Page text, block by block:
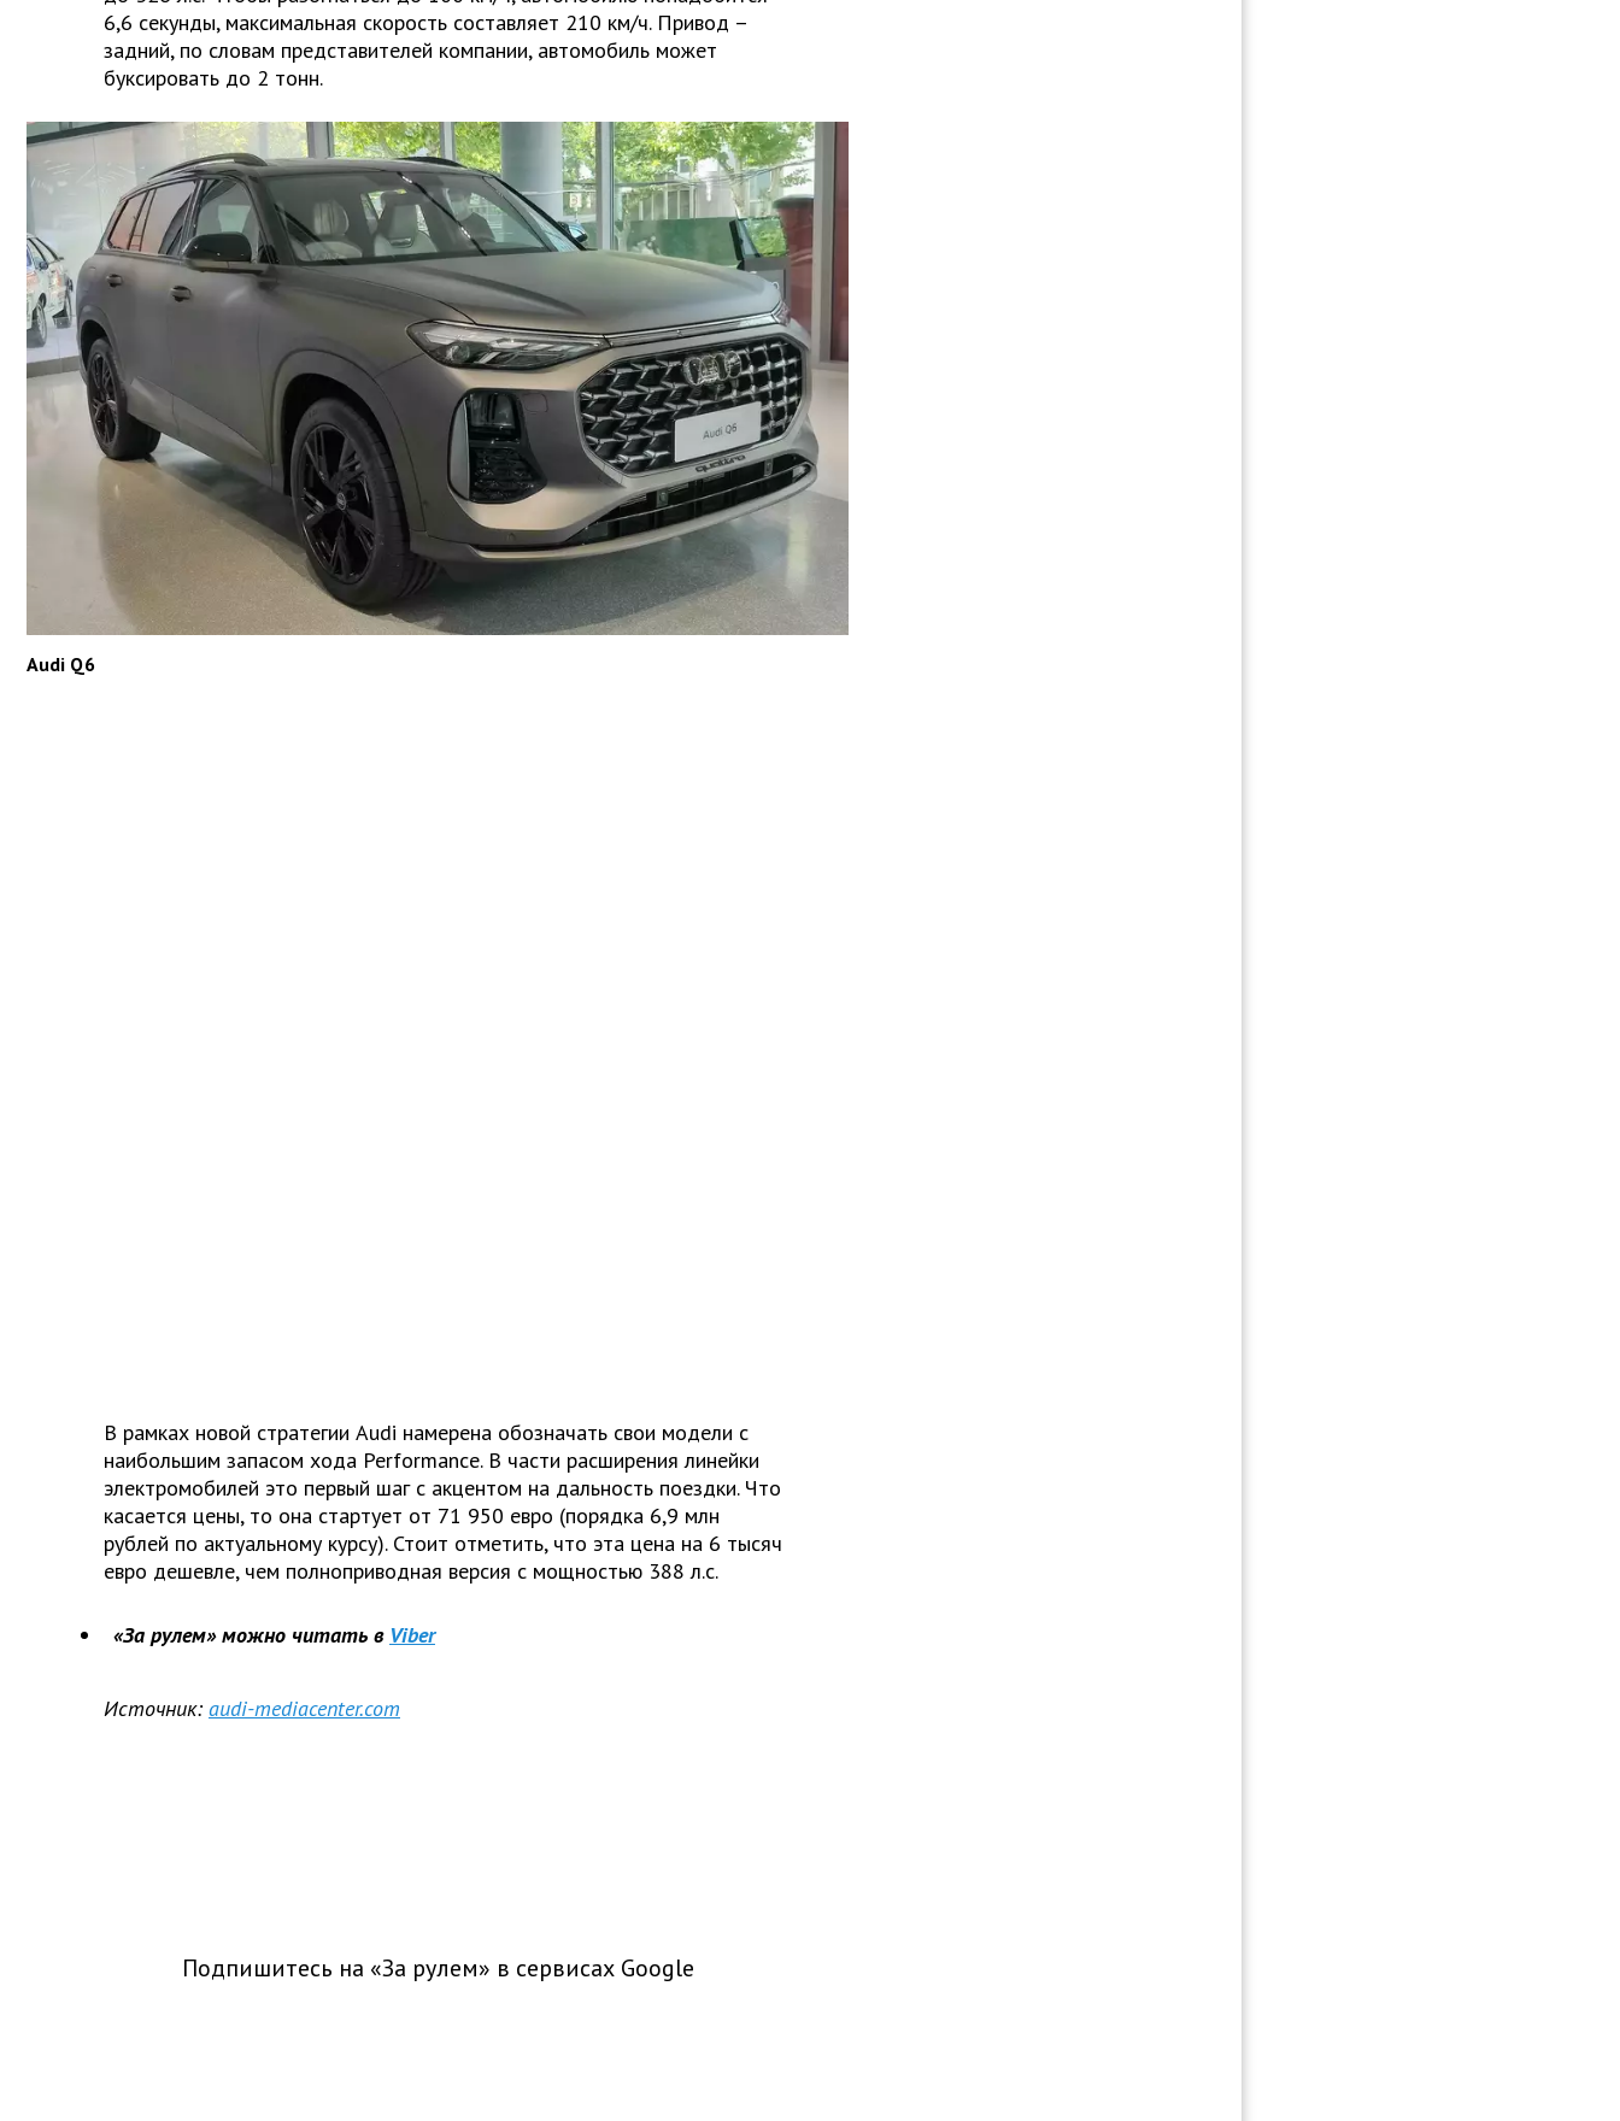
6,6 секунды, максимальная скорость составляет 210 км/ч. Привод –
задний, по словам представителей компании, автомобиль может
буксировать до 2 тонн.
Audi Q6
В рамках новой стратегии Audi намерена обозначать свои модели с
наибольшим запасом хода Performance. В части расширения линейки
электромобилей это первый шаг с акцентом на дальность поездки. Что
касается цены, то она стартует от 71 950 евро (порядка 6,9 млн
рублей по актуальному курсу). Стоит отметить, что эта цена на 6 тысяч
евро дешевле, чем полноприводная версия с мощностью 388 л.с.
«За рулем» можно читать в Viber
Источник: audi-mediacenter.com
Подпишитесь на «За рулем» в сервисах Google